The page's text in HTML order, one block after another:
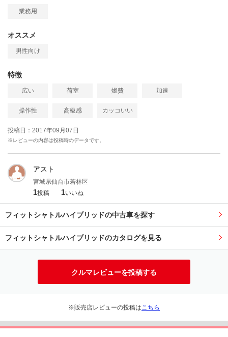
業務用
オススメ
男性向け
特徴
広い 荷室 燃費 加速
操作性 高級感 カッコいい
投稿日：2017年09月07日
※レビューの内容は投稿時のデータです。
アスト
宮城県仙台市若林区
1投稿 1いいね
フィットシャトルハイブリッドの中古車を探す
フィットシャトルハイブリッドのカタログを見る
クルマレビューを投稿する
※販売店レビューの投稿は こちら